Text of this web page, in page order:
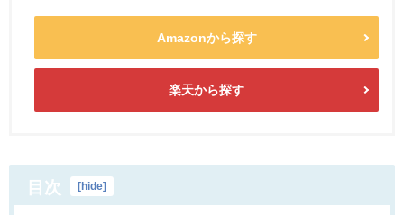
Amazonから探す
楽天から探す
目次 [hide]